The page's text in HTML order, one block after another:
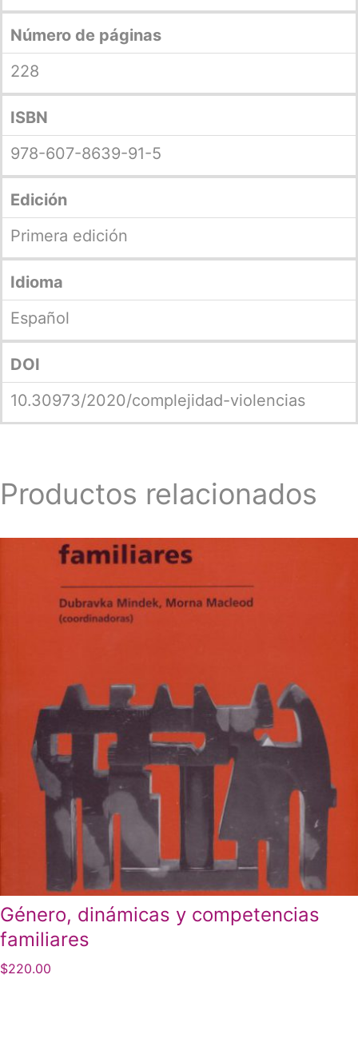
Número de páginas
228
ISBN
978-607-8639-91-5
Edición
Primera edición
Idioma
Español
DOI
10.30973/2020/complejidad-violencias
Productos relacionados
Género, dinámicas y competencias
familiares
$220.00